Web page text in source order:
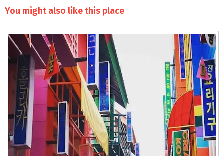
You might also like this place